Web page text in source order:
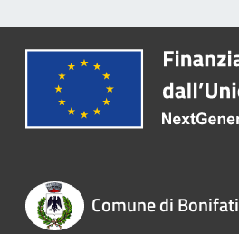
Comune di Bonifati